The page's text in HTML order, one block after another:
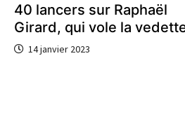
40 lancers sur Raphaël
Girard, qui vole la
14 janvier 2023